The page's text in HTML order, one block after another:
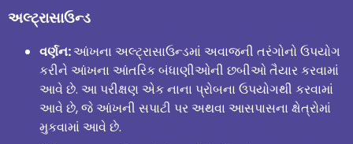
અલ્ટ્રાસાઉન્ડ
વર્ણન:આંખના અલ્ટ્રાસાઉન્ડમાં અવાજની તરંગોનો ઉપયોગ
કરીને આંખના આંતરિક બંધાણીઓની છબીઓ તૈયાર કરવામાં
આવે છે. આ પરીક્ષણ એક નાના પ્રોબના ઉપયોગથી કરવામાં
આવે છે, જે આંખની સપાટી પર અથવા આસપાસના ક્ષેત્રોમાં
મુકવામાં આવે છે.